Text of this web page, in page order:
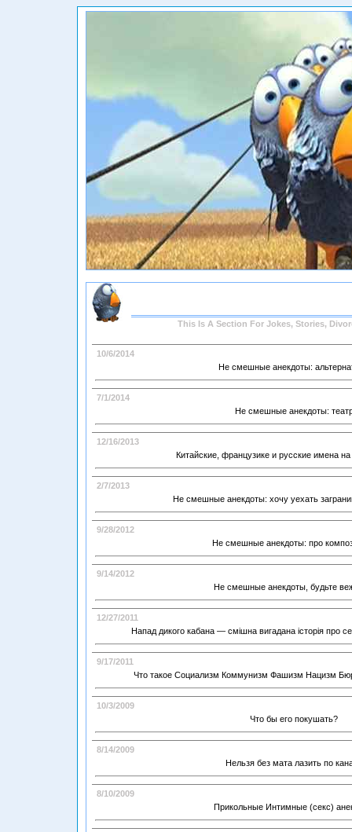
This Is A Section For Jokes, Stories,
10/6/2014
Не смешные анекдоты:
7/1/2014
Не смешные анекдоты:
12/16/2013
Китайские, французике и русские имена
2/7/2013
Не смешные анекдоты: хочу уехать
9/28/2012
Не смешные анекдоты: про
9/14/2012
Не смешные анекдоты, будьте
12/27/2011
Напад дикого кабана — смішна вигадана історія про
9/17/2011
Что такое Социализм Коммунизм Фашизм Нацизм
10/3/2009
Что бы его покушать?
8/14/2009
Нельзя без мата лазить по
8/10/2009
Прикольные Интимные (секс)